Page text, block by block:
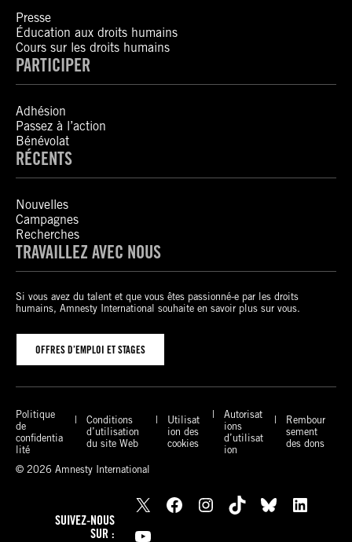
Presse
Éducation aux droits humains
Cours sur les droits humains
PARTICIPER
Adhésion
Passez à l’action
Bénévolat
RÉCENTS
Nouvelles
Campagnes
Recherches
TRAVAILLEZ AVEC NOUS
Si vous avez du talent et que vous êtes passionné-e par les droits
humains, Amnesty International souhaite en savoir plus sur vous.
OFFRES D’EMPLOI ET STAGES
Politique
de
confidentia
lité
Conditions
d’utilisation
du site Web
Utilisat
ion des
cookies
Autorisat
ions
d’utilisat
ion
Rembour
sement
des dons
© 2026 Amnesty International
SUIVEZ-NOUS
SUR :
X Facebook Instagram TikTok Bluesky
LinkedIn
YouTube